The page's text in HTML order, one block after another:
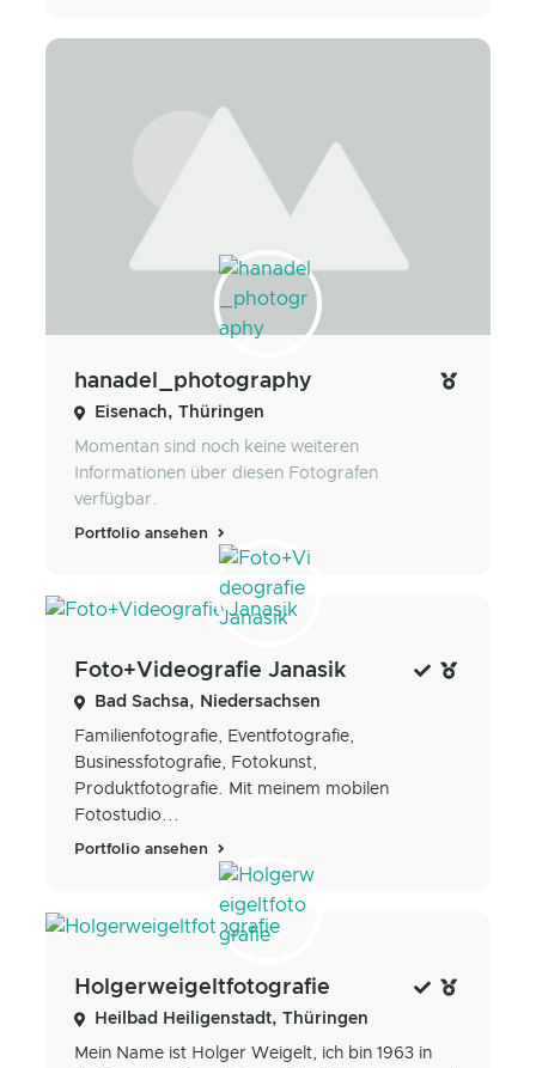
hanadel_photography
Eisenach, Thüringen
Momentan sind noch keine weiteren
Informationen über diesen Fotografen
verfügbar.
Portfolio ansehen
Foto+Videografie Janasik
Bad Sachsa, Niedersachsen
Familienfotografie, Eventfotografie,
Businessfotografie, Fotokunst,
Produktfotografie. Mit meinem mobilen
Fotostudio...
Portfolio ansehen
Holgerweigeltfotografie
Heilbad Heiligenstadt, Thüringen
Mein Name ist Holger Weigelt, ich bin 1963 in